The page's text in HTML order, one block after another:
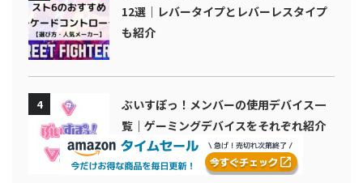
12選｜レバータイプとレバーレスタイプ
も紹介
4
ぶいすぽっ！メンバーの使用デバイス一
覧｜ゲーミングデバイスをそれぞれ紹介